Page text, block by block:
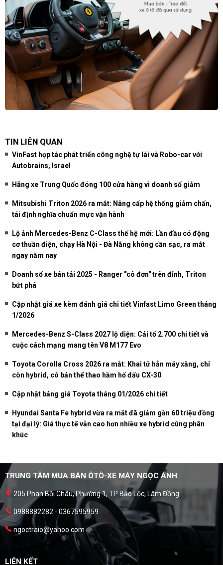
TIN LIÊN QUAN
VinFast hợp tác phát triển công nghệ tự lái và Robo-car với
Autobrains, Israel
Hãng xe Trung Quốc đóng 100 cửa hàng vì doanh số giảm
Mitsubishi Triton 2026 ra mắt: Nâng cấp hệ thống giảm chấn,
tái định nghĩa chuẩn mực vận hành
Lộ ảnh Mercedes-Benz C-Class thế hệ mới: Lần đầu có động
cơ thuần điện, chạy Hà Nội - Đà Nẵng không cần sạc, ra mắt
ngay năm nay
Doanh số xe bán tải 2025 - Ranger "cô đơn" trên đỉnh, Triton
bứt phá
Cập nhật giá xe kèm đánh giá chi tiết Vinfast Limo Green tháng
1/2026
Mercedes-Benz S-Class 2027 lộ diện: Cải tổ 2.700 chi tiết và
cuộc cách mạng mang tên V8 M177 Evo
Toyota Corolla Cross 2026 ra mắt: Khai tử hẳn máy xăng, chỉ
còn hybrid, có bản thể thao hầm hố đấu CX-30
Cập nhật bảng giá Toyota tháng 01/2026 chi tiết
Hyundai Santa Fe hybrid vừa ra mắt đã giảm gần 60 triệu đồng
tại đại lý: Giá thực tế vẫn cao hơn nhiều xe hybrid cùng phân
khúc
TRUNG TÂM MUA BÁN ÔTÔ-XE MÁY NGỌC ÁNH
205 Phan Bội Châu, Phường 1, TP Bảo Lộc, Lâm Đồng
0988882282 - 0367595959
ngoctraio@yahoo.com
LIÊN KẾT